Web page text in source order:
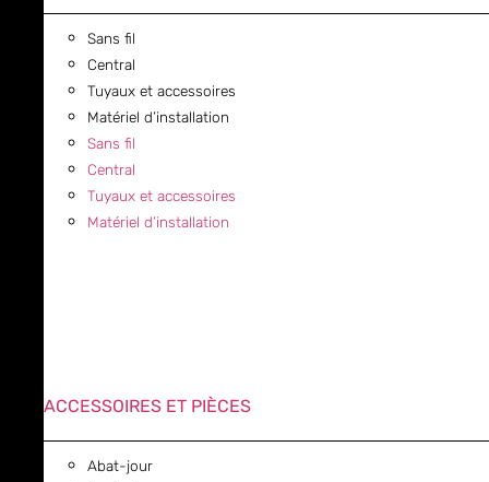
Sans fil
Central
Tuyaux et accessoires
Matériel d’installation
Sans fil
Central
Tuyaux et accessoires
Matériel d’installation
ACCESSOIRES ET PIÈCES
Abat-jour